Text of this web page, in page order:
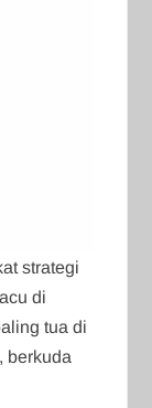
strategi
di
tua di
berkuda